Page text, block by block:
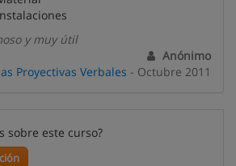
y muy útil
Anónimo
Proyectivas Verbales - Octubre 2011
sobre este curso?